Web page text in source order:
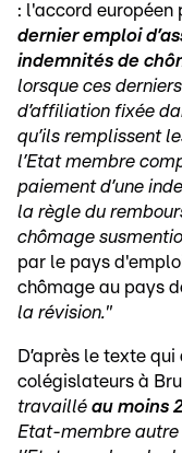
: l'accord européen
dernier emploi
indemnités de
lorsque ces
d’affiliation fixée
qu’ils remplissent
l’Etat membre
paiement d’une
la règle du
chômage
par le pays
chômage au pays
la révision."
D’après le texte
colégislateurs à
travaillé au moins
Etat-membre autre